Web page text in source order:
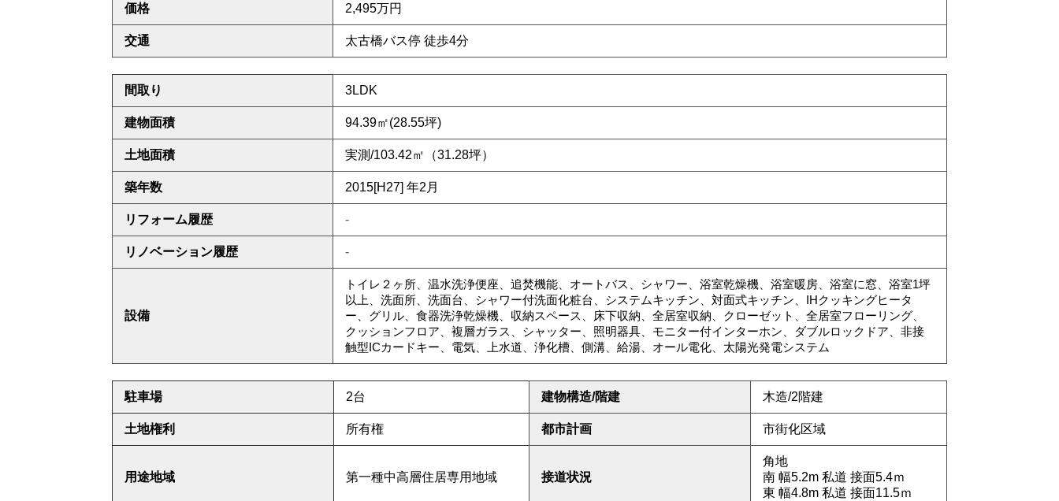
価格 2,495万円
交通 太古橋バス停 徒歩4分
間取り 3LDK
建物面積 94.39㎡(28.55坪)
土地面積 実測/103.42㎡（31.28坪）
築年数 2015[H27] 年2月
リフォーム履歴 -
リノベーション履歴 -
設備
トイレ２ヶ所、温水洗浄便座、追焚機能、オートバス、シャワー、浴室乾燥機、浴室暖房、浴室に窓、浴室1坪
以上、洗面所、洗面台、シャワー付洗面化粧台、システムキッチン、対面式キッチン、IHクッキングヒータ
ー、グリル、食器洗浄乾燥機、収納スペース、床下収納、全居室収納、クローゼット、全居室フローリング、
クッションフロア、複層ガラス、シャッター、照明器具、モニター付インターホン、ダブルロックドア、非接
触型ICカードキー、電気、上水道、浄化槽、側溝、給湯、オール電化、太陽光発電システム
駐車場 2台 建物構造/階建 木造/2階建
土地権利 所有権 都市計画 市街化区域
用途地域 第一種中高層住居専用地域 接道状況
角地
南 幅5.2m 私道 接面5.4ｍ
東 幅4.8m 私道 接面11.5ｍ